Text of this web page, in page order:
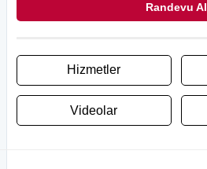
Randevu Al
Hizmetler
Videolar